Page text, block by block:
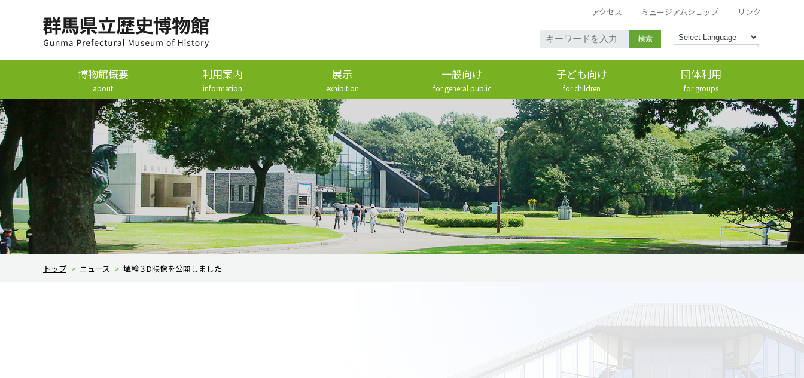
アクセス ミュージアムショップ リンク
検索
博物館概要
about
利用案内
information
展示
exhibition
常設展示
企画展示
展示の歴史
一般向け
for general public
講座・解説
刊行物
ボランティア・友の会
資料データベース
子ども向け
for children
ワークショップ
お茶の間ミュージアム
キッズコーナー
団体利用
for groups
学校団体
一般団体
トップ > ニュース > 埴輪３D映像を公開しました